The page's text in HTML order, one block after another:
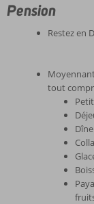
Pension
Restez en
tout